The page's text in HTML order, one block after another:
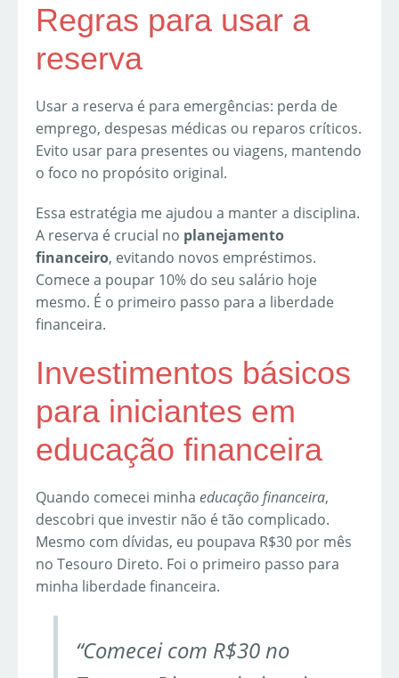
Regras para usar a
reserva
Usar a reserva é para emergências: perda de
emprego, despesas médicas ou reparos críticos.
Evito usar para presentes ou viagens, mantendo
o foco no propósito original.
Essa estratégia me ajudou a manter a disciplina.
A reserva é crucial no planejamento
financeiro, evitando novos empréstimos.
Comece a poupar 10% do seu salário hoje
mesmo. É o primeiro passo para a liberdade
financeira.
Investimentos básicos
para iniciantes em
educação financeira
Quando comecei minha educação financeira,
descobri que investir não é tão complicado.
Mesmo com dívidas, eu poupava R$30 por mês
no Tesouro Direto. Foi o primeiro passo para
minha liberdade financeira.
“Comecei com R$30 no